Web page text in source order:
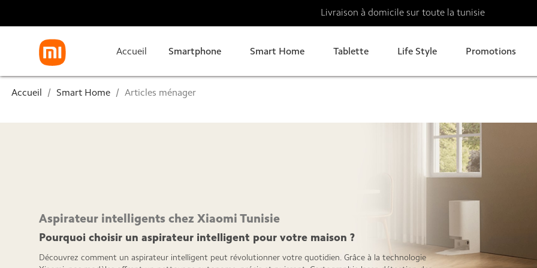
Livraison à domicile sur toute la tunisie
Accueil Smartphone Smart Home Tablette Life Style Promotions
Accueil Smart Home Articles ménager
Aspirateur intelligents chez Xiaomi Tunisie
Pourquoi choisir un aspirateur intelligent pour votre maison ?
Découvrez comment un aspirateur intelligent peut révolutionner votre quotidien. Grâce à la technologie